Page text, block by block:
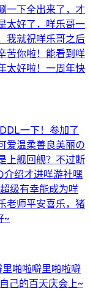
一下全出来了，才
太好了，咩乐哥一
我就祝咩乐哥之后
苦你啦！能看到咩
太好啦！一周年快
一下！参加了
爱温柔善良美丽の
上舰回舰？不过断
介绍才进咩游社嘿
级有幸能成为咩
老师平安喜乐，猪
~
啪啦噼里啪啦噼
己的百天庆会上~